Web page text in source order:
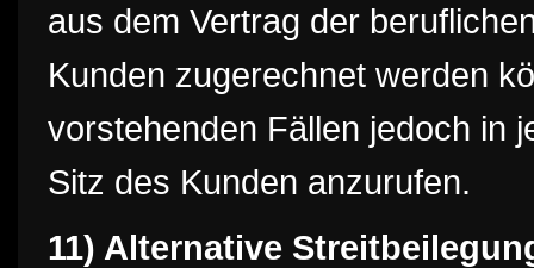
aus dem Vertrag der
Kunden zugerechnet werden
vorstehenden Fällen jedoch in
Sitz des Kunden anzurufen.
11) Alternative